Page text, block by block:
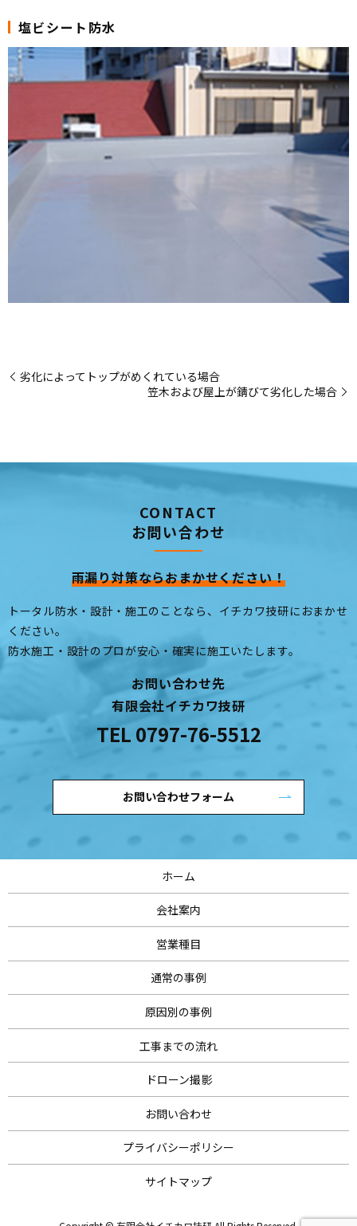
塩ビシート防水
劣化によってトップがめくれている場合
笠木および屋上が錆びて劣化した場合
CONTACT
お問い合わせ
雨漏り対策ならおまかせください！
トータル防水・設計・施工のことなら、イチカワ技研におまかせ
ください。
防水施工・設計のプロが安心・確実に施工いたします。
お問い合わせ先
有限会社イチカワ技研
TEL 0797-76-5512
お問い合わせフォーム
ホーム
会社案内
営業種目
通常の事例
原因別の事例
工事までの流れ
ドローン撮影
お問い合わせ
プライバシーポリシー
サイトマップ